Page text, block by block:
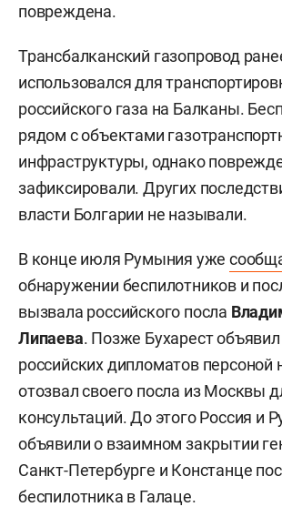
повреждена.
Трансбалканский газопровод
использовался для
российского газа на Балканы.
рядом с объектами
инфраструктуры, однако
зафиксировали. Других
власти Болгарии не называли.
В конце июля Румыния уже
обнаружении беспилотников и
вызвала российского посла
Липаева. Позже Бухарест объявил
российских дипломатов персоной
отозвал своего посла из Москвы
консультаций. До этого Россия и
объявили о взаимном закрытии
Санкт-Петербурге и Констанце
беспилотника в Галаце.